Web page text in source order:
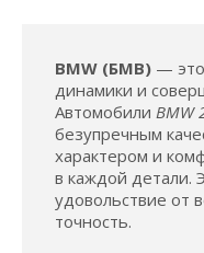
BMW (БМВ) —
динамики и
Автомобили BMW
безупречным
характером и
в каждой детали.
удовольствие от
точность.